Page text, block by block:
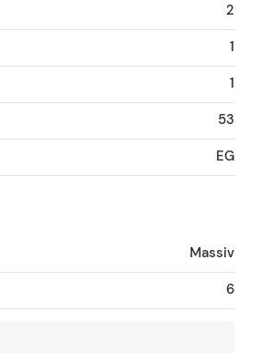
2
1
1
53
EG
Massiv
6